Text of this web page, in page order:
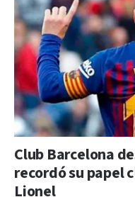
Club Barcelona
recordó su papel
Lionel